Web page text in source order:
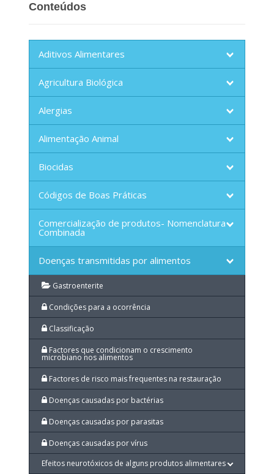
Conteúdos
Aditivos Alimentares
Agricultura Biológica
Alergias
Alimentação Animal
Biocidas
Códigos de Boas Práticas
Comercialização de produtos- Nomenclatura
Combinada
Doenças transmitidas por alimentos
Gastroenterite
Condições para a ocorrência
Classificação
Factores que condicionam o crescimento
microbiano nos alimentos
Factores de risco mais frequentes na restauração
Doenças causadas por bactérias
Doenças causadas por parasitas
Doenças causadas por vírus
Efeitos neurotóxicos de alguns produtos alimentares